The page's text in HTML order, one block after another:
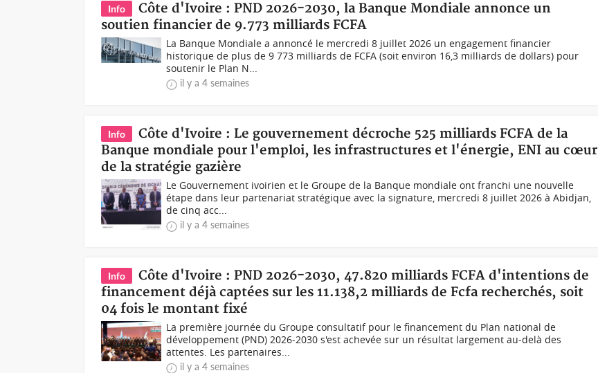
Info
Côte d'Ivoire : PND 2026-2030, la Banque Mondiale annonce un
soutien financier de 9.773 milliards FCFA
La Banque Mondiale a annoncé le mercredi 8 juillet 2026 un engagement financier
historique de plus de 9 773 milliards de FCFA (soit environ 16,3 milliards de dollars) pour
soutenir le Plan N...
il y a 4 semaines
Info
Côte d'Ivoire : Le gouvernement décroche 525 milliards FCFA de la
Banque mondiale pour l'emploi, les infrastructures et l'énergie, ENI au cœur
de la stratégie gazière
Le Gouvernement ivoirien et le Groupe de la Banque mondiale ont franchi une nouvelle
étape dans leur partenariat stratégique avec la signature, mercredi 8 juillet 2026 à Abidjan,
de cinq acc...
il y a 4 semaines
Info
Côte d'Ivoire : PND 2026-2030, 47.820 milliards FCFA d'intentions de
financement déjà captées sur les 11.138,2 milliards de Fcfa recherchés, soit
04 fois le montant fixé
La première journée du Groupe consultatif pour le financement du Plan national de
développement (PND) 2026-2030 s'est achevée sur un résultat largement au-delà des
attentes. Les partenaires...
il y a 4 semaines